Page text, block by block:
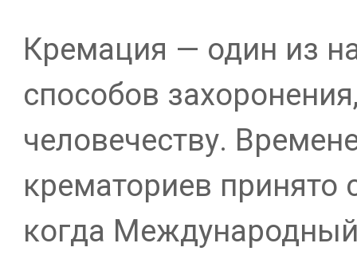
Кремация — один из
способов
человечеству.
крематориев принято
когда